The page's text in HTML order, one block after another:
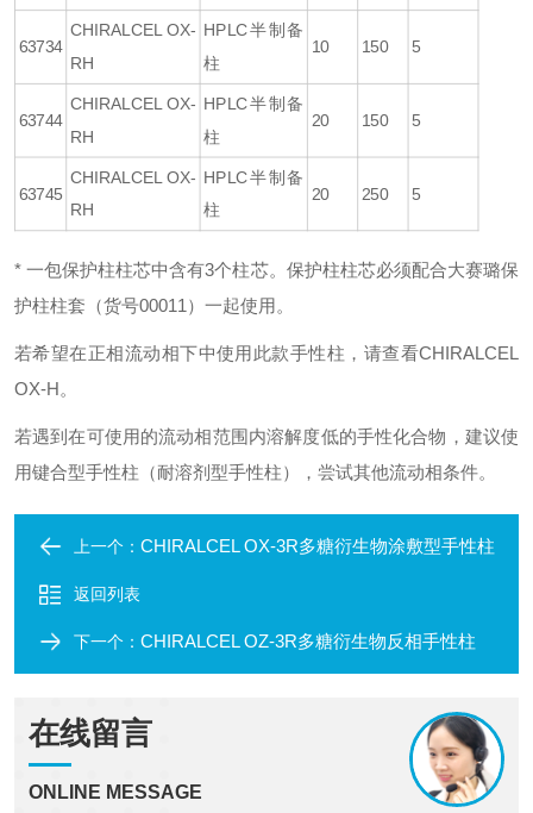
63734
CHIRALCEL OX-
RH
HPLC半制备
柱
10 150 5
63744
CHIRALCEL OX-
RH
HPLC半制备
柱
20 150 5
63745
CHIRALCEL OX-
RH
HPLC半制备
柱
20 250 5
* 一包保护柱柱芯中含有3个柱芯。保护柱柱芯必须配合大赛璐保
护柱柱套（货号00011）一起使用。
若希望在正相流动相下中使用此款手性柱，请查看CHIRALCEL
OX-H。
若遇到在可使用的流动相范围内溶解度低的手性化合物，建议使
用键合型手性柱（耐溶剂型手性柱），尝试其他流动相条件。
上一个： CHIRALCEL OX-3R多糖衍生物涂敷型手性柱
返回列表
下一个： CHIRALCEL OZ-3R多糖衍生物反相手性柱
在线留言
ONLINE MESSAGE